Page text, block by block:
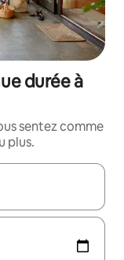
durée à
sentez comme
plus.
flèches vers le